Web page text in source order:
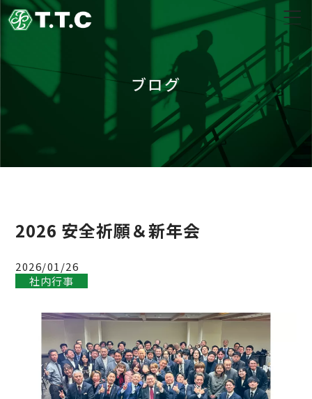
ブログ
2026 安全祈願＆新年会
2026/01/26
社内行事